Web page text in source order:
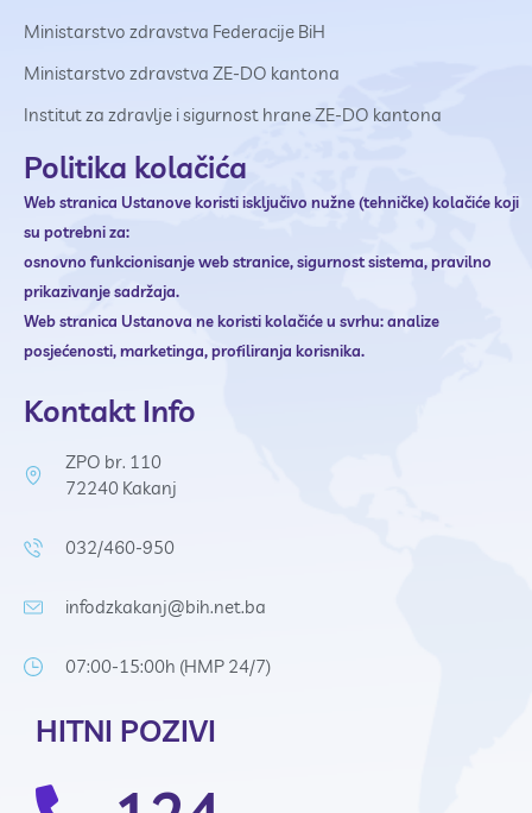
Ministarstvo zdravstva Federacije BiH
Ministarstvo zdravstva ZE-DO kantona
Institut za zdravlje i sigurnost hrane ZE-DO kantona
Politika kolačića
Web stranica Ustanovekoristi isključivo nužne (tehničke) kolačiće koji
su potrebni za:
osnovno funkcionisanje web stranice,sigurnost sistema,pravilno
prikazivanje sadržaja.
Web stranica Ustanova nekoristi kolačiće u svrhu:analize
posjećenosti,marketinga,profiliranja korisnika.
Kontakt Info
ZPO br. 110
72240 Kakanj
032/460-950
infodzkakanj@bih.net.ba
07:00-15:00h (HMP 24/7)
HITNI POZIVI